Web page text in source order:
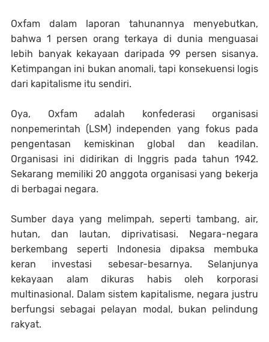
Oxfam dalam laporan tahunannya menyebutkan,
bahwa 1 persen orang terkaya di dunia menguasai
lebih banyak kekayaan daripada 99 persen sisanya.
Ketimpangan ini bukan anomali, tapi konsekuensi logis
dari kapitalisme itu sendiri.
Oya, Oxfam adalah konfederasi organisasi
nonpemerintah (LSM) independen yang fokus pada
pengentasan kemiskinan global dan keadilan.
Organisasi ini didirikan di Inggris pada tahun 1942.
Sekarang memiliki 20 anggota organisasi yang bekerja
di berbagai negara.
Sumber daya yang melimpah, seperti tambang, air,
hutan, dan lautan, diprivatisasi. Negara-negara
berkembang seperti Indonesia dipaksa membuka
keran investasi sebesar-besarnya. Selanjunya
kekayaan alam dikuras habis oleh korporasi
multinasional. Dalam sistem kapitalisme, negara justru
berfungsi sebagai pelayan modal, bukan pelindung
rakyat.